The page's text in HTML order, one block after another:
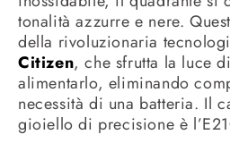
tonalità azzurre e nere.
della rivoluzionaria
Citizen, che sfrutta la luce
alimentarlo, eliminando
necessità di una batteria. Il
gioiello di precisione è